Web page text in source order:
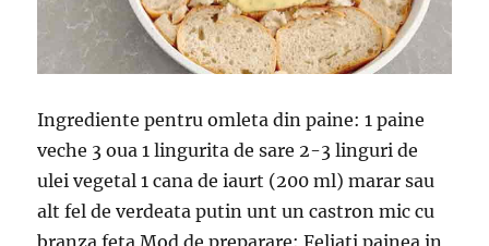
Ingrediente pentru omleta din paine: 1 paine
veche 3 oua 1 lingurita de sare 2-3 linguri de
ulei vegetal 1 cana de iaurt (200 ml) marar sau
alt fel de verdeata putin unt un castron mic cu